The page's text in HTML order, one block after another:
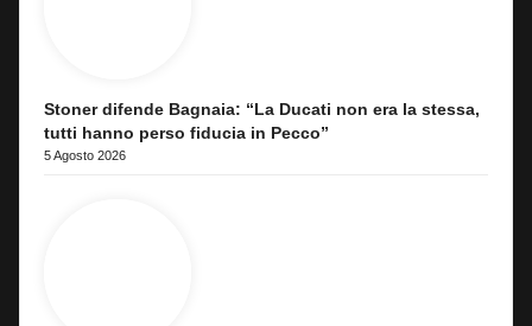
Stoner difende Bagnaia: “La Ducati non era la stessa,
tutti hanno perso fiducia in Pecco”
5 Agosto 2026